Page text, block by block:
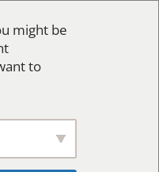
might be
to